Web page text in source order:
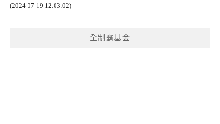
(2024-07-19 12:03:02)
全制霸基金